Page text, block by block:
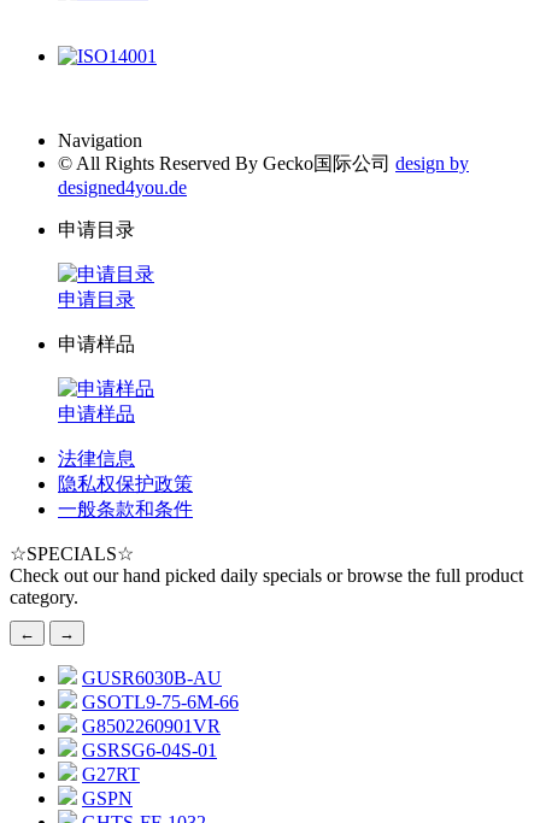
Navigation
© All Rights Reserved By Gecko国际公司 design by
designed4you.de
申请目录
申请目录
申请样品
申请样品
法律信息
隐私权保护政策
一般条款和条件
☆SPECIALS☆
Check out our hand picked daily specials or browse the full product
category.
← →
GUSR6030B-AU
GSOTL9-75-6M-66
G8502260901VR
GSRSG6-04S-01
G27RT
GSPN